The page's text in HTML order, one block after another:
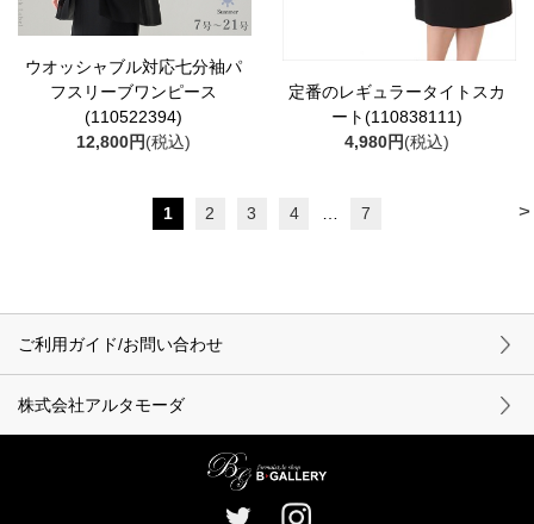
ウオッシャブル対応七分袖パ
フスリーブワンピース
(110522394)
12,800円(税込)
定番のレギュラータイトスカ
ート(110838111)
4,980円(税込)
>
1 2 3 4 7
ご利用ガイド/お問い合わせ
株式会社アルタモーダ